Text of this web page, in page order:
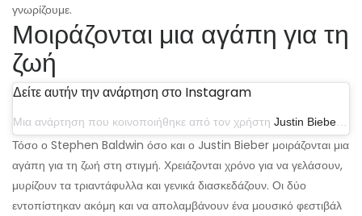
γνωρίζουμε.
Μοιράζονται μια αγάπη για τη
ζωή
Δείτε αυτήν την ανάρτηση στο Instagram
Μια ανάρτηση που κοινοποιήθηκε από τον χρήστη Justin Bieber
Τόσο ο Stephen Baldwin όσο και ο Justin Bieber μοιράζονται μια
αγάπη για τη ζωή στη στιγμή. Χρειάζονται χρόνο για να γελάσουν,
μυρίζουν τα τριαντάφυλλα και γενικά διασκεδάζουν. Οι δύο
εντοπίστηκαν ακόμη και να απολαμβάνουν ένα μουσικό φεστιβάλ